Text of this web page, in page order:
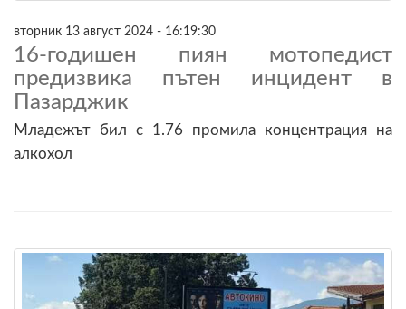
вторник 13 август 2024 - 16:19:30
16-годишен пиян мотопедист
предизвика пътен инцидент в
Пазарджик
Младежът бил с 1.76 промила концентрация на
алкохол